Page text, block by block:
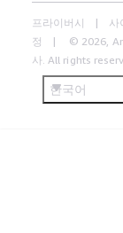
프라이버시 사
정
© 2026,
사. All rights
한국어